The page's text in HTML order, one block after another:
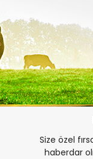
Size özel
haberdar